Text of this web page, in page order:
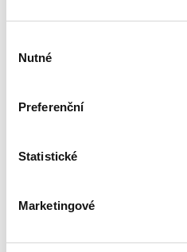
souhlasu
Nutné
Preferenční
Statistické
Marketingové
Publikace Moderní
soutěže. Kniha přináší